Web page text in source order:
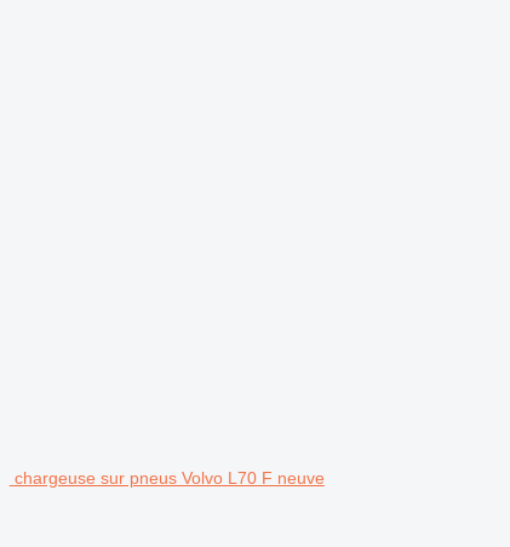
chargeuse sur pneus Volvo L70 F neuve